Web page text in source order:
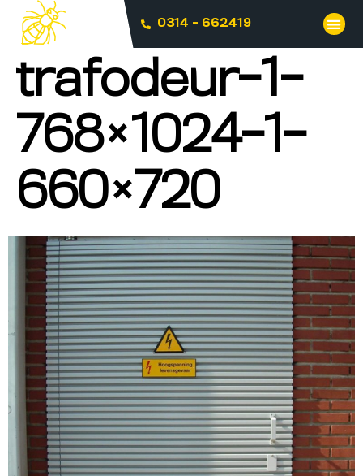
0314 - 662419
trafodeur-1-
768×1024-1-
660×720